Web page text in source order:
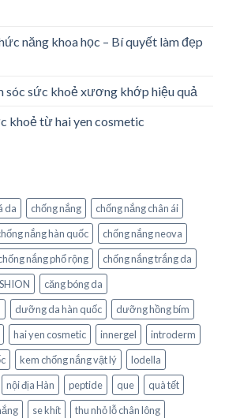
năng khoa học – Bí quyết làm đẹp
sóc sức khoẻ xương khớp hiệu quả
khoẻ từ hai yen cosmetic
da chống nắng
chống nắng chân ái
nắng hàn quốc
chống nắng neova
nắng phổ rộng
chống nắng trắng da
căng bóng da
dưỡng da hàn quốc
dưỡng hồng bím
hai yen cosmetic innergel
introderm
kem chống nắng vật lý
lodella
nội địa Hàn peptide que
quà tết
se khít
thu nhỏ lỗ chân lông